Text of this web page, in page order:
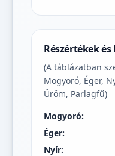
Részértékek
(A táblázatban
Mogyoró, Éger,
Üröm, Parlagfű)
Mogyoró:
Éger:
Nyír: